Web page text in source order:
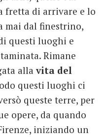
fretta di arrivare e lo
mai dal finestrino,
questi luoghi e
Rimane
allavita del
questi luoghi ci
queste terre, per
opere, da quando
iniziando un